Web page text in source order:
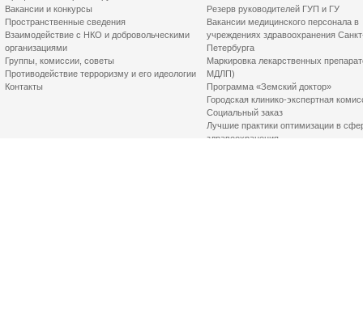
Вакансии и конкурсы
Пространственные сведения
Взаимодействие с НКО и добровольческими
организациями
Группы, комиссии, советы
Противодействие терроризму и его идеологии
Контакты
Резерв руководителей ГУП и ГУ
Вакансии медицинского персонала в
учреждениях здравоохранения
Петербурга
Маркировка лекарственных
МДЛП)
Программа «Земский доктор»
Городская клинико-экспертная
Социальный заказ
Лучшие практики оптимизации в
здравоохранения